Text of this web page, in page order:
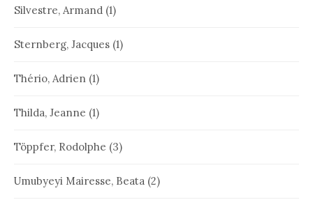
Silvestre, Armand (1)
Sternberg, Jacques (1)
Thério, Adrien (1)
Thilda, Jeanne (1)
Töppfer, Rodolphe (3)
Umubyeyi Mairesse, Beata (2)